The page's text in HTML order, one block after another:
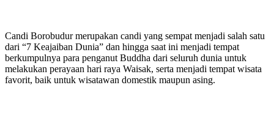
Candi Borobudur merupakan candi yang sempat menjadi salah satu
dari “7 Keajaiban Dunia” dan hingga saat ini menjadi tempat
berkumpulnya para penganut Buddha dari seluruh dunia untuk
melakukan perayaan hari raya Waisak, serta menjadi tempat wisata
favorit, baik untuk wisatawan domestik maupun asing.